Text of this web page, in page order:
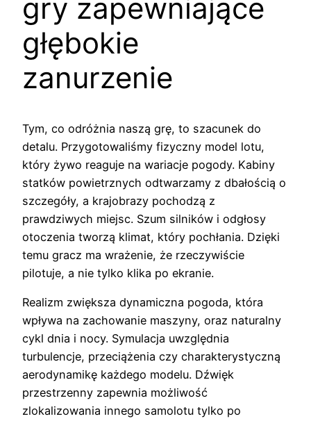
gry zapewniające
głębokie
zanurzenie
Tym, co odróżnia naszą grę, to szacunek do
detalu. Przygotowaliśmy fizyczny model lotu,
który żywo reaguje na wariacje pogody. Kabiny
statków powietrznych odtwarzamy z dbałością o
szczegóły, a krajobrazy pochodzą z
prawdziwych miejsc. Szum silników i odgłosy
otoczenia tworzą klimat, który pochłania. Dzięki
temu gracz ma wrażenie, że rzeczywiście
pilotuje, a nie tylko klika po ekranie.
Realizm zwiększa dynamiczna pogoda, która
wpływa na zachowanie maszyny, oraz naturalny
cykl dnia i nocy. Symulacja uwzględnia
turbulencje, przeciążenia czy charakterystyczną
aerodynamikę każdego modelu. Dźwięk
przestrzenny zapewnia możliwość
zlokalizowania innego samolotu tylko po